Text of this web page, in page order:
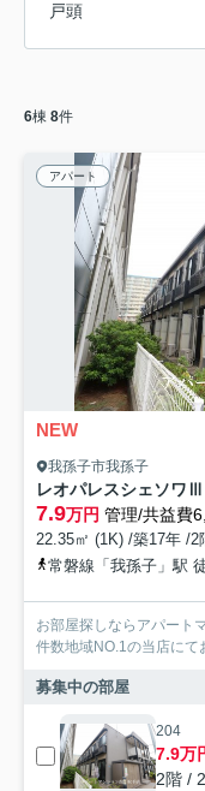
戸頭
6棟 8件
アパート
NEW
我孫子市我孫子
レオパレスシェソワⅢ
7.9万円 管理/共益費
22.35㎡ (1K) /築17年 /2
常磐線「我孫子」駅
お部屋探しならアパート
件数地域NO.1の当店にて
募集中の部屋
204
7.9万
2階 /